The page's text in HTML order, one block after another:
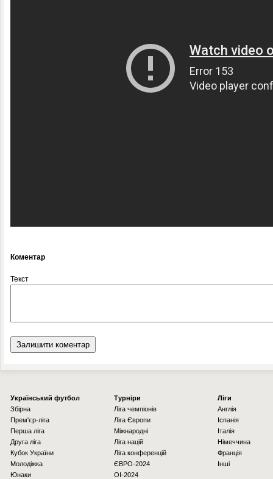
Коментар
Текст
Українcький футбол
Збірна
Прем'єр-ліга
Перша ліга
Друга ліга
Кубок України
Молодіжка
Юнаки
Турніри
Ліга чемпіонів
Ліга Європи
Міжнародні
Ліга націй
Ліга конференцій
ЄВРО-2024
OI-2024
Ліги
Англія
Іспанія
Італія
Німеччина
Франція
Інші